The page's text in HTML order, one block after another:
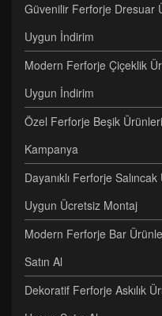
Güvenilir Ferforje Dresuar
Uygun İndirim
Modern Ferforje Çiçeklik
Uygun İndirim
Özel Ferforje Beşik
Kampanya
Dayanıklı Ferforje
Uygun Ücretsiz Montaj
Modern Ferforje Bar
Satın Al
Dekoratif Ferforje Askılık